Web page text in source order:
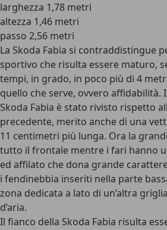
larghezza 1,78 metri
altezza 1,46 metri
passo 2,56 metri
La Skoda Fabia si contraddistingue
sportivo che risulta essere maturo,
tempi, in grado, in poco più di 4
quello che serve, ovvero affidabilità.
Skoda Fabia è stato rivisto rispetto
precedente, merito anche di una
11 centimetri più lunga. Ora la
tutto il frontale mentre i fari hanno
ed affilato che dona grande
i fendinebbia inseriti nella parte
zona dedicata a lato di un’altra
d’aria.
Il fianco della Skoda Fabia risulta